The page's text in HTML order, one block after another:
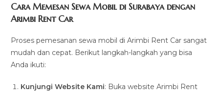
Cara Memesan Sewa Mobil di Surabaya dengan
Arimbi Rent Car
Proses pemesanan sewa mobil di Arimbi Rent Car sangat
mudah dan cepat. Berikut langkah-langkah yang bisa
Anda ikuti:
Kunjungi Website Kami: Buka website Arimbi Rent